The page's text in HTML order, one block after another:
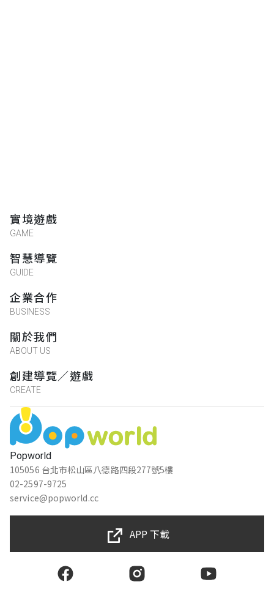
Popworld
105056 台北市松山區八德路四段277號5樓
02-2597-9725
service@popworld.cc
實境遊戲
GAME
智慧導覽
GUIDE
企業合作
BUSINESS
關於我們
ABOUT US
創建導覽／遊戲
CREATE
APP 下載